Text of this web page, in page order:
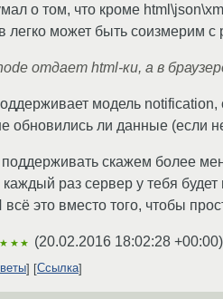
о том, что кроме
легко может быть соизмерим
отдает html-ки, а в
модель notification,
обновились ли данные (если
скажем более
каждый раз сервер у тебя
это вместо того, чтобы
(20.02.2016 18:02:28 +00:00)
Ссылка